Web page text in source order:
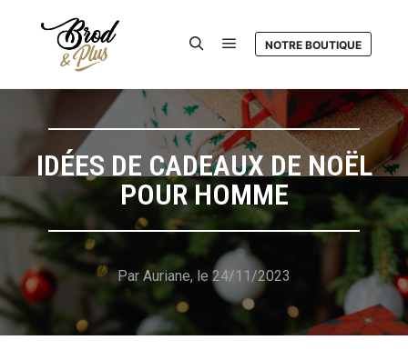
NOTRE BOUTIQUE
IDÉES DE CADEAUX DE NOËL
POUR HOMME
Par Auriane, le 24/11/2023